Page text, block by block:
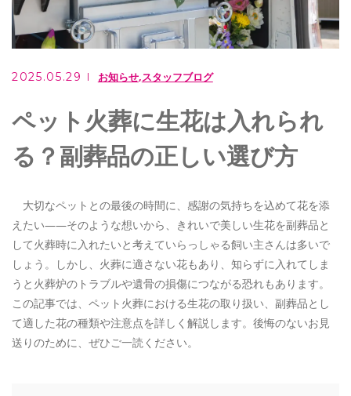
0949-62-2107
CONTACT
もりやま行政書士事務所
2025.05.29 お知らせ スタッフブログ
ペット火葬に生花は入れられ
る？副葬品の正しい選び方
大切なペットとの最後の時間に、感謝の気持ちを込めて花を添
えたい——そのような想いから、きれいで美しい生花を副葬品と
して火葬時に入れたいと考えていらっしゃる飼い主さんは多いで
しょう。しかし、火葬に適さない花もあり、知らずに入れてしま
うと火葬炉のトラブルや遺骨の損傷につながる恐れもあります。
この記事では、ペット火葬における生花の取り扱い、副葬品とし
て適した花の種類や注意点を詳しく解説します。後悔のないお見
送りのために、ぜひご一読ください。